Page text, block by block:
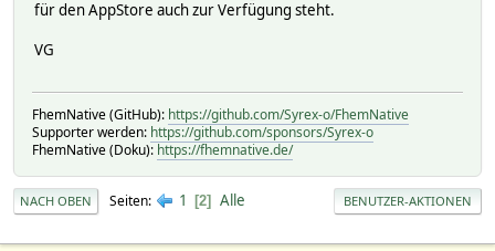
für den AppStore auch zur Verfügung steht.
VG
FhemNative (GitHub): https://github.com/Syrex-o/FhemNative
Supporter werden: https://github.com/sponsors/Syrex-o
FhemNative (Doku): https://fhemnative.de/
NACH OBEN Seiten 1 2 Alle BENUTZER-AKTIONEN